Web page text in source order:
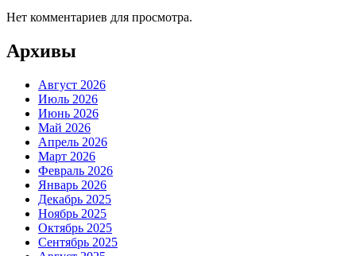
Нет комментариев для просмотра.
Архивы
Август 2026
Июль 2026
Июнь 2026
Май 2026
Апрель 2026
Март 2026
Февраль 2026
Январь 2026
Декабрь 2025
Ноябрь 2025
Октябрь 2025
Сентябрь 2025